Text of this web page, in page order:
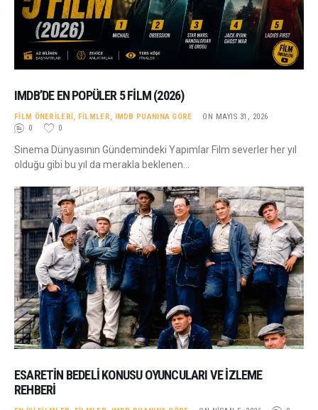
IMDB’DE EN POPÜLER 5 FILM (2026)
FILM ÖNERILERI, FILMLER, IMDB PUANINA GÖRE
ON MAYIS 31, 2026
0
0
Sinema Dünyasının Gündemindeki Yapımlar Film severler her yıl
olduğu gibi bu yıl da merakla beklenen…
ESARETIN BEDELI KONUSU OYUNCULARI VE İZLEME
REHBERI